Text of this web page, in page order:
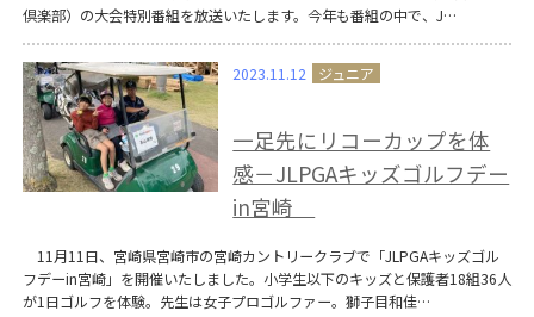
倶楽部）の大会特別番組を放送いたします。今年も番組の中で、J…
2023.11.12
一足先にリコーカップを体
感－JLPGAキッズゴルフデー
in宮崎
11月11日、宮崎県宮崎市の宮崎カントリークラブで「JLPGAキッズゴル
フデーin宮崎」を開催いたしました。小学生以下のキッズと保護者18組36人
が1日ゴルフを体験。先生は女子プロゴルファー。獅子目和佳…